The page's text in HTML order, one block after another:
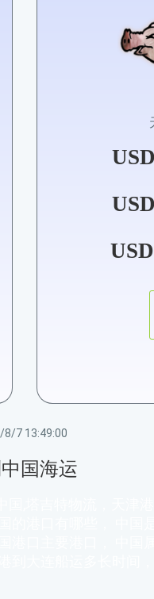
USD
USD
USD
8/7 13:49:00
国海运